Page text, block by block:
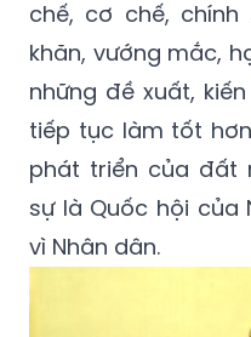
chế, cơ chế,
khăn, vướng mắc,
những đề xuất,
tiếp tục làm tốt
phát triển của đất
sự là Quốc hội của
vì Nhân dân.